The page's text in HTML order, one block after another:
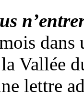
dans
Vallée
lettre